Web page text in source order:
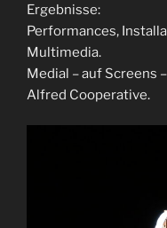
Ergebnisse:
Performances,
Multimedia.
Medial – auf Screens
Alfred Cooperative.